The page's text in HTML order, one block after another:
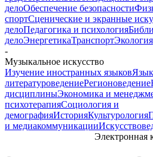
делоОбеспечение безопасности
спортСценические и экранные
делоПедагогика и психология
делоЭнергетикаТранспортЭкология
-
Музыкальное искусство
Изучение иностранных языков
литературоведениеРегионоведение
дисциплиныЭкономика и
психотерапияСоциология и
демографияИсторияКультурология
и медиакоммуникации
Электронная